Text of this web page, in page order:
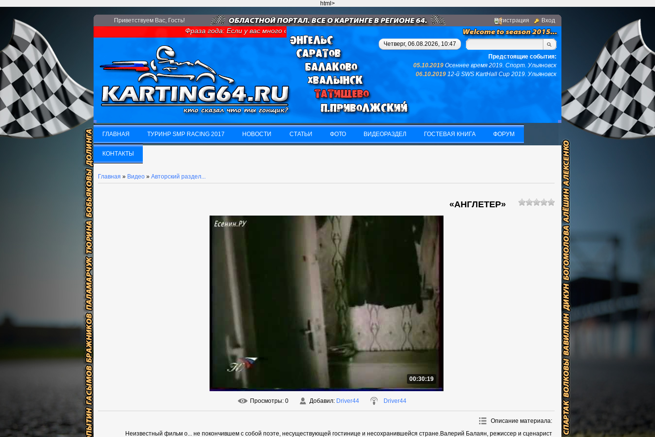
html>
Приветствуем Вас, Гость! Регистрация Вход
Фраза года: Если у вас много денег и свободного времени - займитесь картингом, у вас не останется ни того ни
Четверг, 06.08.2026, 10:47
Предстоящие события:
05.10.2019 Осеннее время 2019. Спорт. Ульяновск
06.10.2019 12-й SWS KartHall Cup 2019. Ульяновск
ГЛАВНАЯ
ГЛАВНАЯ
ТУРИНР SMP RACING 2017 НОВОСТИ СТАТЬИ ФОТО ВИДЕОРАЗДЕЛ ГОСТЕВАЯ КНИГА ФОРУМ
КОНТАКТЫ
КОНТАКТЫ
Главная » Видео » Авторский раздел...
«АНГЛЕТЕР»
00:30:19
Просмотры: 0 Добавил: Driver44 Driver44
Описание материала:
Неизвестный фильм о... не покончившем с собой поэте, несуществующей гостинице и несохранившейся стране.Валерий Балаян, режиссер и сценарист